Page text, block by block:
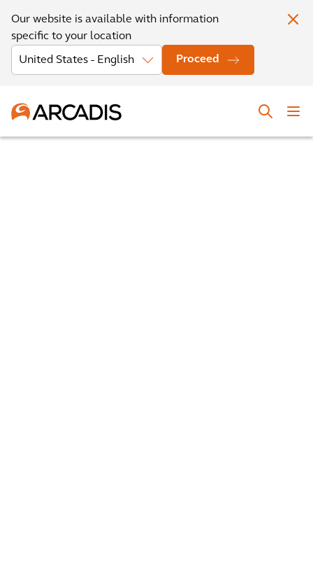
Our website is available with information
specific to your location
Proceed